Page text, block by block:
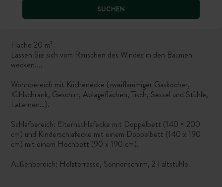
SUCHEN
Fläche 20 m²
Lassen Sie sich vom Rauschen des Windes in den Bäumen
wecken....
Wohnbereich mit Küchenecke (zweiflammiger Gaskocher,
Kühlschrank, Geschirr, Ablageflächen, Tisch, Sessel und Stühle,
Laternen…).
Schlafbereich: Elternschlafecke mit Doppelbett (140 × 200
cm) und Kinderschlafecke mit einem Doppelbett (140 x 190
cm) mit einem Hochbett (90 x 190 cm).
Außenbereich: Holzterrasse, Sonnenschirm, 2 Faltstühle.